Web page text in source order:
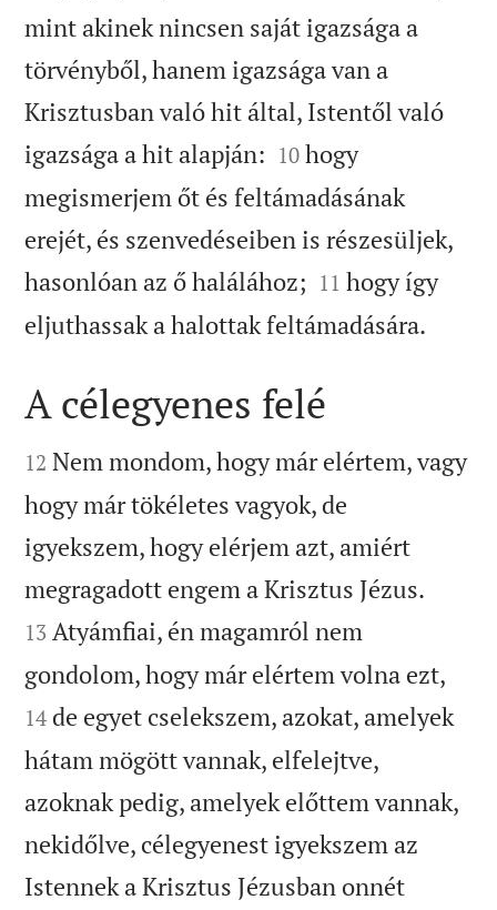
mint akinek nincsen saját igazsága a
törvényből, hanem igazsága van a
Krisztusban való hit által, Istentől való
igazsága a hit alapján: 

10 hogy
megismerjem őt és feltámadásának
erejét, és szenvedéseiben is részesüljek,
hasonlóan az ő halálához; 

11 hogy így
eljuthassak a halottak feltámadására.

A célegyenes felé

12 Nem mondom, hogy már elértem, vagy
hogy már tökéletes vagyok, de
igyekszem, hogy elérjem azt, amiért
megragadott engem a Krisztus Jézus.
13 Atyámfiai, én magamról nem
gondolom, hogy már elértem volna ezt,
14 de egyet cselekszem, azokat, amelyek
hátam mögött vannak, elfelejtve,
azoknak pedig, amelyek előttem vannak,
nekidőlve, célegyenest igyekszem az
Istennek a Krisztus Jézusban onnét